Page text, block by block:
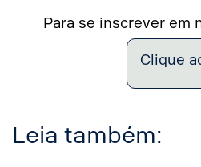
Para se inscrever em
Clique
Leia também: